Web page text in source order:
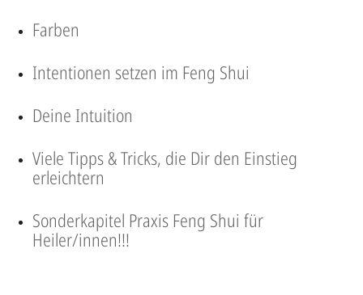
Farben
Intentionen setzen im Feng Shui
Deine Intuition
Viele Tipps & Tricks, die Dir den Einstieg
erleichtern
Sonderkapitel Praxis Feng Shui für
Heiler/innen!!!